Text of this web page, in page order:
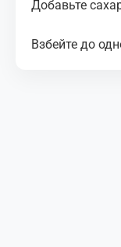
Добавьте
Взбейте до